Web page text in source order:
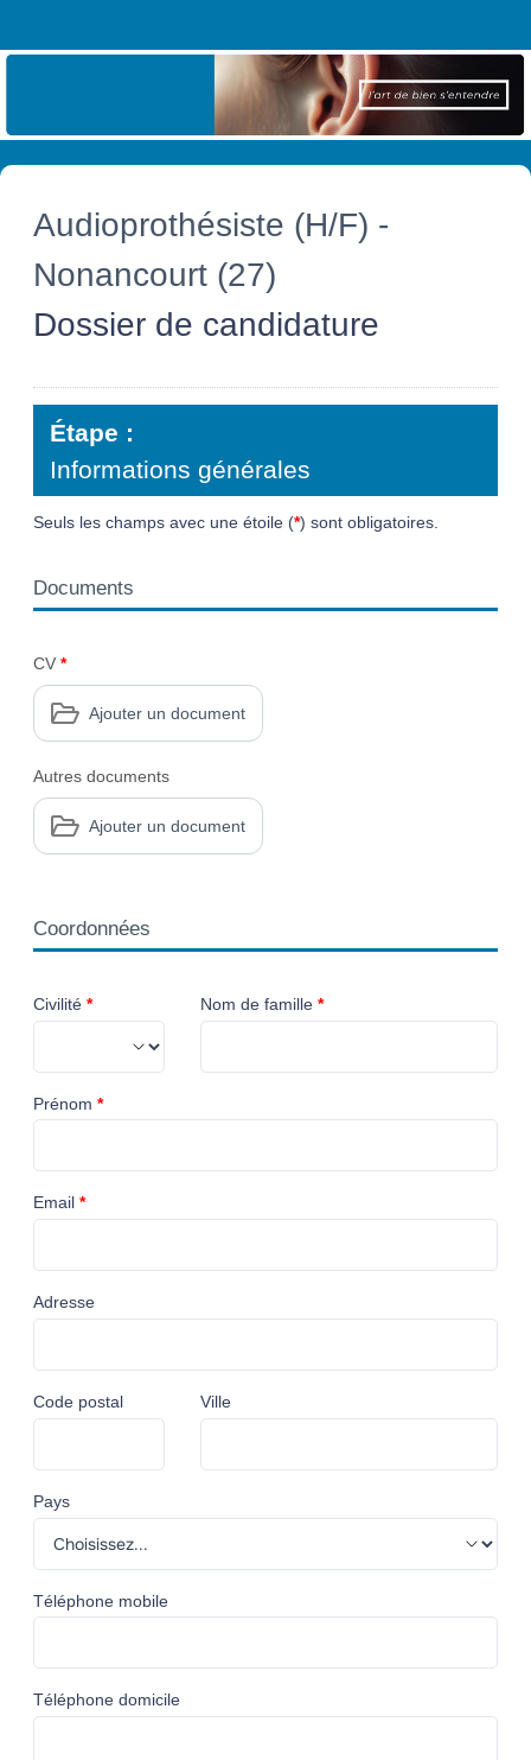
Audioprothésiste (H/F) -
Nonancourt (27)
Dossier de candidature
Étape :
Informations générales
Seuls les champs avec une étoile (*) sont obligatoires.
Documents
CV *
Ajouter un document
Autres documents
Ajouter un document
Coordonnées
Civilité * Nom de famille *
Prénom *
Email *
Adresse
Code postal Ville
Pays
Téléphone mobile
Téléphone domicile